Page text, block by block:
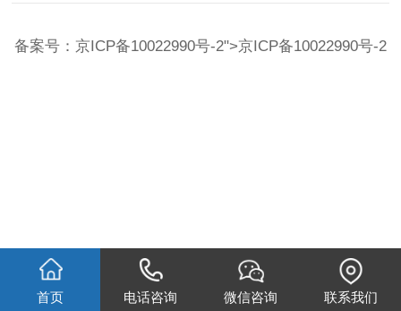
备案号： 京ICP备10022990号-2">京ICP备10022990号-2
首页 电话咨询 微信咨询 联系我们